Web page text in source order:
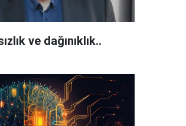
ve dağınıklık..